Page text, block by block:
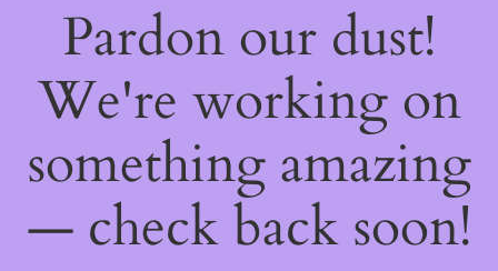
Pardon our dust!
We're working on
something amazing
— check back soon!